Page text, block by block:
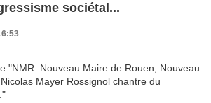
sociétal...